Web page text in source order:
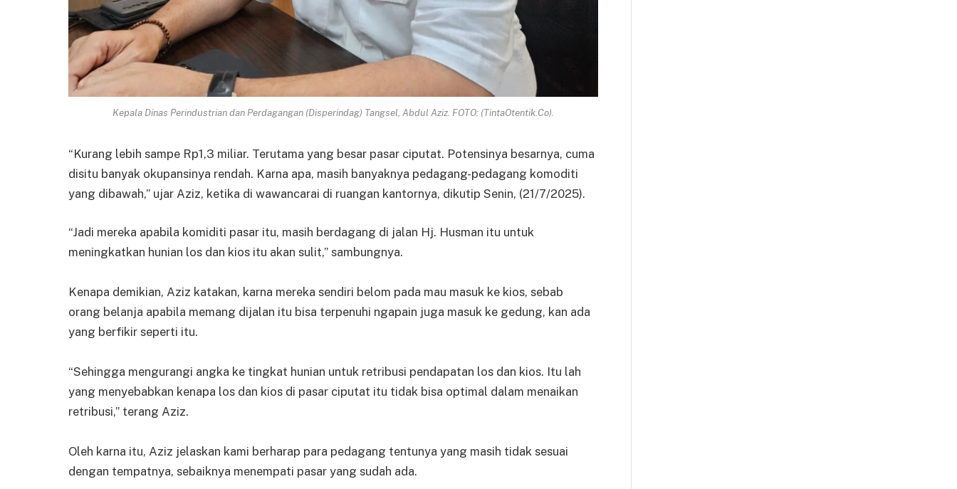
Kepala Dinas Perindustrian dan Perdagangan (Disperindag) Tangsel, Abdul Aziz. FOTO: (TintaOtentik.Co).
“Kurang lebih sampe Rp1,3 miliar. Terutama yang besar pasar ciputat. Potensinya besarnya, cuma
disitu banyak okupansinya rendah. Karna apa, masih banyaknya pedagang-pedagang komoditi
yang dibawah,” ujar Aziz, ketika di wawancarai di ruangan kantornya, dikutip Senin, (21/7/2025).
“Jadi mereka apabila komiditi pasar itu, masih berdagang di jalan Hj. Husman itu untuk
meningkatkan hunian los dan kios itu akan sulit,” sambungnya.
Kenapa demikian, Aziz katakan, karna mereka sendiri belom pada mau masuk ke kios, sebab
orang belanja apabila memang dijalan itu bisa terpenuhi ngapain juga masuk ke gedung, kan ada
yang berfikir seperti itu.
“Sehingga mengurangi angka ke tingkat hunian untuk retribusi pendapatan los dan kios. Itu lah
yang menyebabkan kenapa los dan kios di pasar ciputat itu tidak bisa optimal dalam menaikan
retribusi,” terang Aziz.
Oleh karna itu, Aziz jelaskan kami berharap para pedagang tentunya yang masih tidak sesuai
dengan tempatnya, sebaiknya menempati pasar yang sudah ada.